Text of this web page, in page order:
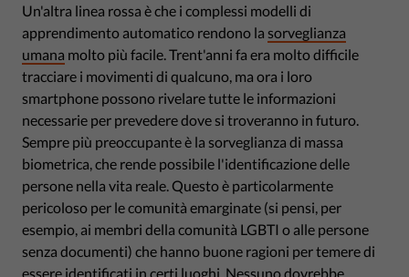
Un'altra linea rossa è che i complessi modelli di
apprendimento automatico rendono la sorveglianza
umana molto più facile. Trent'anni fa era molto difficile
tracciare i movimenti di qualcuno, ma ora i loro
smartphone possono rivelare tutte le informazioni
necessarie per prevedere dove si troveranno in futuro.
Sempre più preoccupante è la sorveglianza di massa
biometrica, che rende possibile l'identificazione delle
persone nella vita reale. Questo è particolarmente
pericoloso per le comunità emarginate (si pensi, per
esempio, ai membri della comunità LGBTI o alle persone
senza documenti) che hanno buone ragioni per temere di
essere identificati in certi luoghi. Nessuno dovrebbe